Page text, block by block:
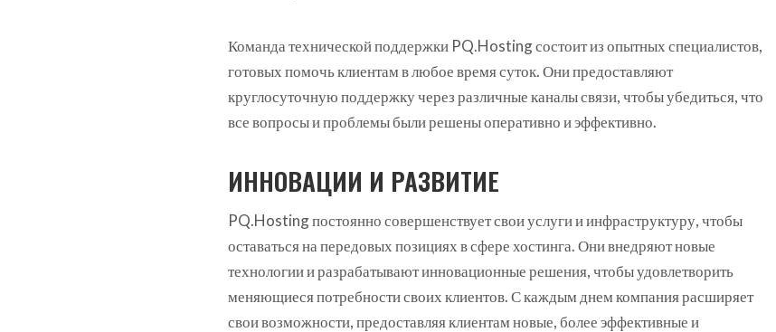
Команда технической поддержки PQ.Hosting состоит из опытных специалистов,
готовых помочь клиентам в любое время суток. Они предоставляют
круглосуточную поддержку через различные каналы связи, чтобы убедиться, что
все вопросы и проблемы были решены оперативно и эффективно.
ИННОВАЦИИ И РАЗВИТИЕ
PQ.Hosting постоянно совершенствует свои услуги и инфраструктуру, чтобы
оставаться на передовых позициях в сфере хостинга. Они внедряют новые
технологии и разрабатывают инновационные решения, чтобы удовлетворить
меняющиеся потребности своих клиентов. С каждым днем компания расширяет
свои возможности, предоставляя клиентам новые, более эффективные и